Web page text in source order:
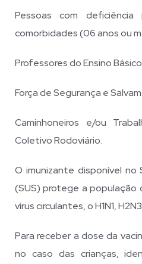
Pessoas com
comorbidades (06 anos ou
Professores do Ensino
Força de Segurança e
Caminhoneiros e/ou
Coletivo Rodoviário.
O imunizante disponível no
(SUS) protege a população
vírus circulantes, o H1N1,
Para receber a dose da
no caso das crianças,